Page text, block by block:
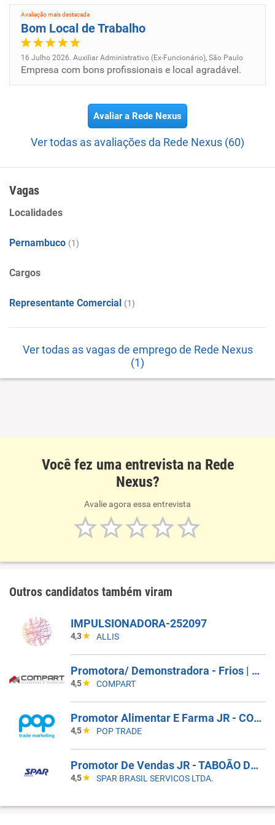
Avaliação mais destacada
Bom Local de Trabalho
16 Julho 2026. Auxiliar Administrativo (Ex-Funcionário), São Paulo
Empresa com bons profissionais e local agradável.
Avaliar a Rede Nexus
Ver todas as avaliações da Rede Nexus (60)
Vagas
Localidades
Pernambuco (1)
Cargos
Representante Comercial (1)
Ver todas as vagas de emprego de Rede Nexus
(1)
Você fez uma entrevista na Rede
Nexus?
Avalie agora essa entrevista
Outros candidatos também viram
IMPULSIONADORA-252097
4,3 ALLIS
Promotora/ Demonstradora - Frios | Jacareí (SP)
4,5 COMPART
Promotor Alimentar E Farma JR - COBERTURA DE AFASTAMENTO _ GUARULHOS_SP
4,5 POP TRADE
Promotor De Vendas JR - TABOÃO DA SERRA - COBERTURA DE FERIAS
4,5 SPAR BRASIL SERVICOS LTDA.